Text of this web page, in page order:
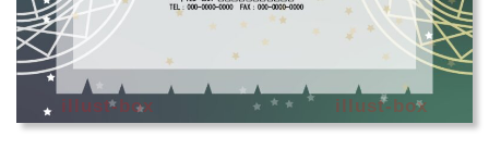
illust-box illust-box